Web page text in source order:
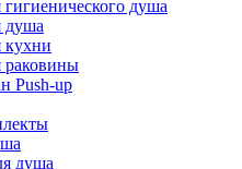
душа
душа
кухни
раковины
Push-up
душа